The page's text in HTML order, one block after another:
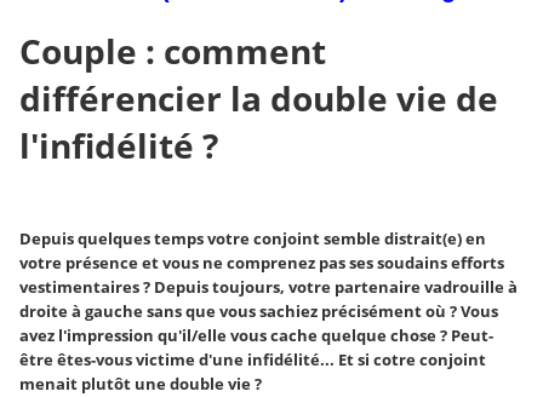
Couple : comment
différencier la double vie de
l'infidélité ?
Depuis quelques temps votre conjoint semble distrait(e) en
votre présence et vous ne comprenez pas ses soudains efforts
vestimentaires ? Depuis toujours, votre partenaire vadrouille à
droite à gauche sans que vous sachiez précisément où ? Vous
avez l'impression qu'il/elle vous cache quelque chose ? Peut-
être êtes-vous victime d'une infidélité... Et si cotre conjoint
menait plutôt une double vie ?